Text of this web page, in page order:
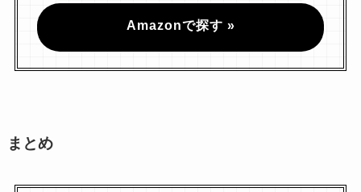
Amazonで探す »
まとめ